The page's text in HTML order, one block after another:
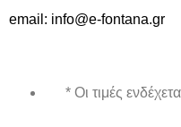
email: info@e-fontana.gr
* Οι τιμές